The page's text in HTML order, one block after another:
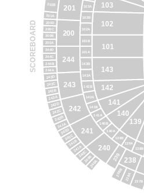
101
102
103
139
140
141
142
143
101A
101B
102A
102B
103A
138B
139A
139B
140A
140B
141A
141B
142A
142B
143A
143B
200
201
238
239
240
241
242
243
244
240A
240B
240C
241A
241B
241C
241D
242A
242B
242C
242D
243A
243B
243C
243D
244A
244B
244C
244D
200A
200B
200C
200D
201A
201B
237B
238A
238B
SCOREBOARD